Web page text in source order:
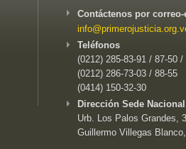
Contáctenos por
Teléfonos
(0212) 285-83-91 / 87-50 /
(0212) 286-73-03 / 88-55
(0414) 150-32-30
Dirección Sede
Urb. Los Palos Grandes,
Guillermo Villegas